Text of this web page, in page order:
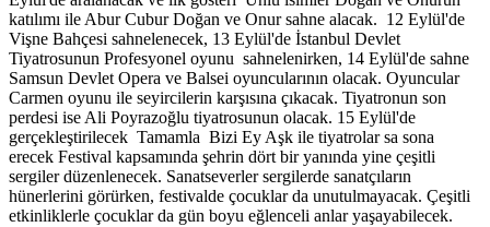
katılımı ile Abur Cubur Doğan ve Onur sahne alacak. 12 Eylül'de
Vişne Bahçesi sahnelenecek, 13 Eylül'de İstanbul Devlet
Tiyatrosunun Profesyonel oyunu sahnelenirken, 14 Eylül'de sahne
Samsun Devlet Opera ve Balsei oyuncularının olacak. Oyuncular
Carmen oyunu ile seyircilerin karşısına çıkacak. Tiyatronun son
perdesi ise Ali Poyrazoğlu tiyatrosunun olacak. 15 Eylül'de
gerçekleştirilecek Tamamla Bizi Ey Aşk ile tiyatrolar sa sona
erecek Festival kapsamında şehrin dört bir yanında yine çeşitli
sergiler düzenlenecek. Sanatseverler sergilerde sanatçıların
hünerlerini görürken, festivalde çocuklar da unutulmayacak. Çeşitli
etkinliklerle çocuklar da gün boyu eğlenceli anlar yaşayabilecek.